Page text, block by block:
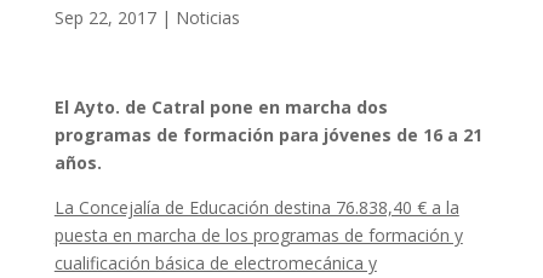
Sep 22, 2017| Noticias
El Ayto. de Catral pone en marcha dos
programas de formación para jóvenes de 16 a 21
años.
La Concejalía de Educación destina 76.838,40 € a la
puesta en marcha de los programas de formación y
cualificación básica de electromecánica y